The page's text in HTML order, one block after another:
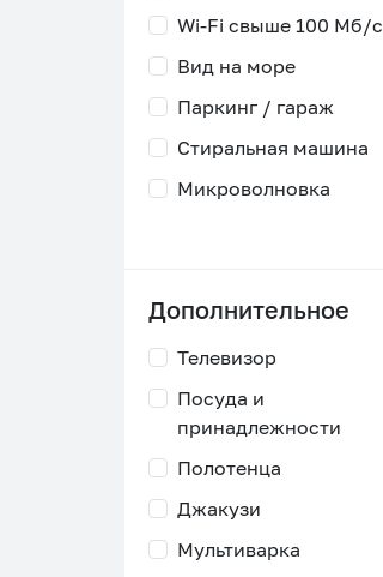
Wi-Fi свыше 100 Мб/с
Вид на море
Паркинг / гараж
Стиральная машина
Микроволновка
Дополнительное
Телевизор
Посуда и
принадлежности
Полотенца
Джакузи
Мультиварка